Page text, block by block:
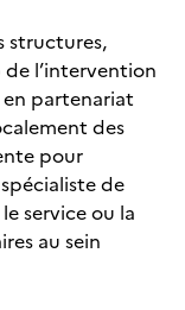
structures,
l’intervention
en partenariat
des
pour
de
service ou la
au sein